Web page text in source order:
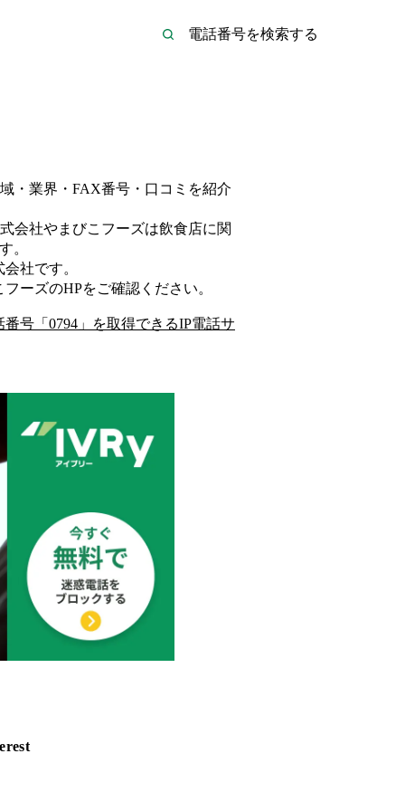
・業界・FAX番号・口コミを紹介
会社やまびこフーズは飲食店に関
。
会社です。
フーズのHPをご確認ください。
号「 0794 」を取得できるIP電話サ